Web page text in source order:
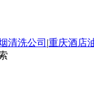
清洗公司 |重庆酒店